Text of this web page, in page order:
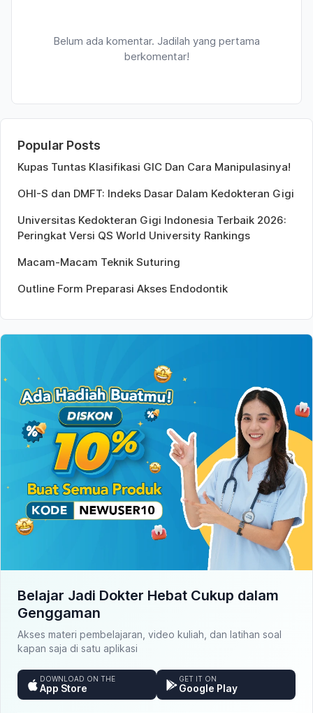
Belum ada komentar. Jadilah yang pertama
berkomentar!
Popular Posts
Kupas Tuntas Klasifikasi GIC Dan Cara Manipulasinya!
OHI-S dan DMFT: Indeks Dasar Dalam Kedokteran Gigi
Universitas Kedokteran Gigi Indonesia Terbaik 2026:
Peringkat Versi QS World University Rankings
Macam-Macam Teknik Suturing
Outline Form Preparasi Akses Endodontik
Belajar Jadi Dokter Hebat Cukup dalam
Genggaman
Akses materi pembelajaran, video kuliah, dan latihan soal
kapan saja di satu aplikasi
DOWNLOAD ON THE
App Store
GET IT ON
Google Play